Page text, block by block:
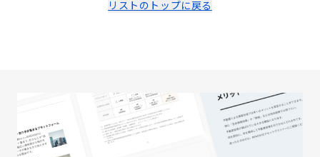
リストのトップに戻る